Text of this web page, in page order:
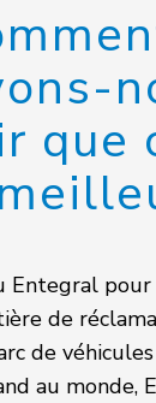
que
Entegral
de
de
au monde,